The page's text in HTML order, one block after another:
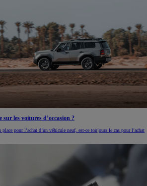
les voitures d’occasion ?
pour l’achat d’un véhicule neuf, est-ce toujours le cas pour l’achat